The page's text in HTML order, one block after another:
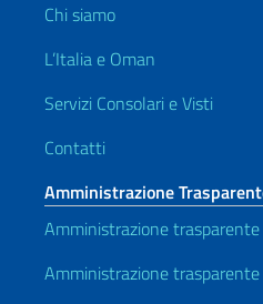
Chi siamo
L’Italia e Oman
Servizi Consolari e Visti
Contatti
Amministrazione
Amministrazione
Amministrazione trasparente